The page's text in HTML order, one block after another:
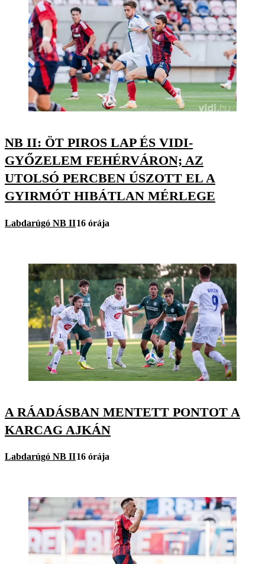
NB II: ÖT PIROS LAP ÉS VIDI-
GYŐZELEM FEHÉRVÁRON; AZ
UTOLSÓ PERCBEN ÚSZOTT EL A
GYIRMÓT HIBÁTLAN MÉRLEGE
Labdarúgó NB II16 órája
A RÁADÁSBAN MENTETT PONTOT A
KARCAG AJKÁN
Labdarúgó NB II16 órája